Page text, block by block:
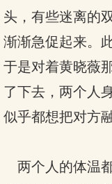
头，有些迷离的
渐渐急促起来。
于是对着黄晓薇
了下去，两个人
似乎都想把对方
两个人的体温